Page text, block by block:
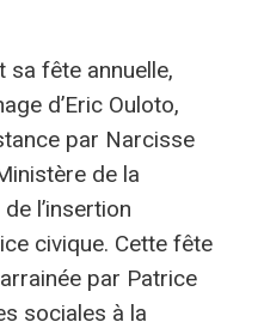
sa fête annuelle,
d’Eric Ouloto,
par Narcisse
de la
l’insertion
civique. Cette fête
par Patrice
sociales à la